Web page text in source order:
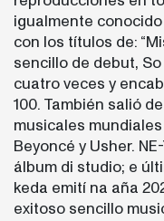
igualmente
con los títulos de:
sencillo de debut,
cuatro veces y
100. También salió
musicales
Beyoncé y Usher.
álbum di studio; e
keda emití na aña
exitoso sencillo